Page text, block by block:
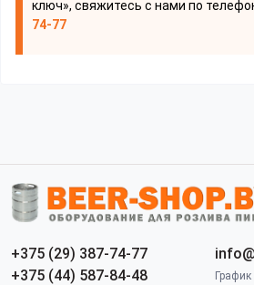
ключ», свяжитесь с нами по
74-77
+375 (29) 387-74-77
+375 (44) 587-84-48